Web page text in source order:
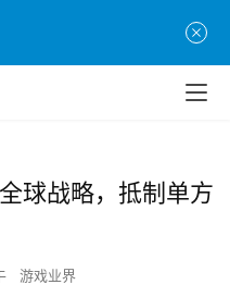
球战略，抵制单方
游戏业界